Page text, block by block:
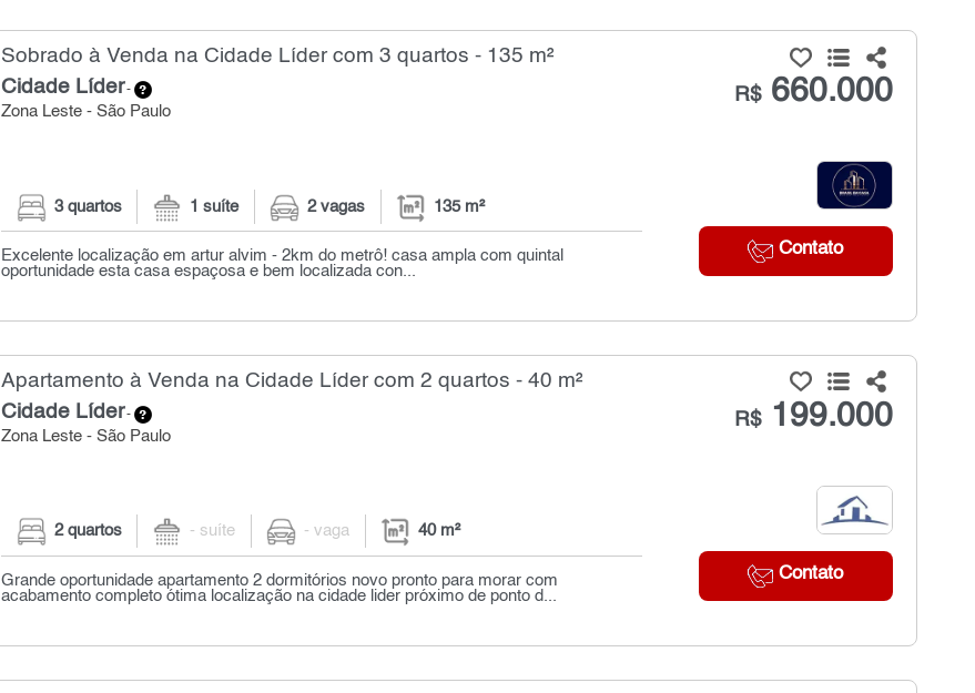
Sobrado à Venda na Cidade Líder com 3 quartos - 135 m²
Cidade Líder-
Zona Leste - São Paulo
R$660.000
Contato
3 quartos 1 suíte 2 vagas 135 m²
Excelente localização em artur alvim - 2km do metrô! casa ampla com quintal
oportunidade esta casa espaçosa e bem localizada con...
Apartamento à Venda na Cidade Líder com 2 quartos - 40 m²
Cidade Líder-
Zona Leste - São Paulo
R$199.000
Contato
2 quartos - suíte - vaga 40 m²
Grande oportunidade apartamento 2 dormitórios novo pronto para morar com
acabamento completo ótima localização na cidade lider próximo de ponto d...